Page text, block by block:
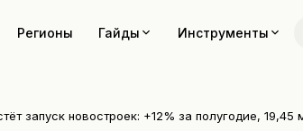
Регионы Гайды Инструменты
запуск новостроек: +12% за полугодие, 19,45